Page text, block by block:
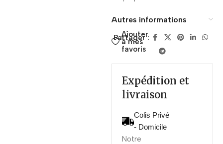
Autres informations
Ajouter
à mes
favoris
Partager :
Expédition et
livraison
Colis Privé
- Domicile
Notre